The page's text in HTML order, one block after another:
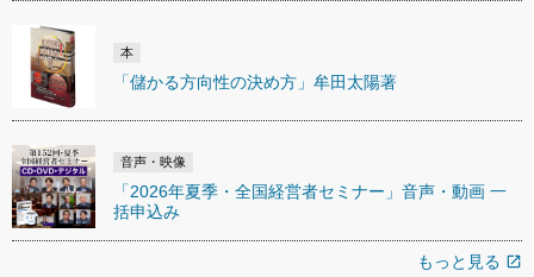
本
「儲かる方向性の決め方」牟田太陽著
音声・映像
「2026年夏季・全国経営者セミナー」音声・動画 一
括申込み
もっと見る open_in_new